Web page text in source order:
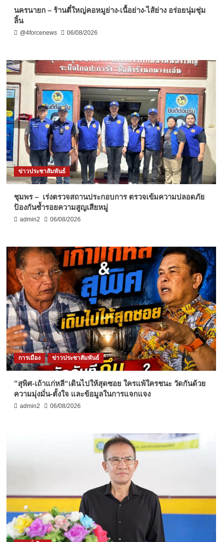
นครนายก – ร้านตี๋ใหญ่คอหมูย่าง-เนื้อย่าง-ไส้ย่าง อร่อยนุ่มชุ่ม
ลิ้น
@4forcenews 06/08/2026
ข่าวประชาสัมพันธ์
ชุมพร – เร่งตรวจสถานประกอบการ ตรวจเข้มความปลอดภัย
ป้องกันซ้ำรอยความสูญเสียหมู่
admin2 06/08/2026
การเมือง ข่าวประชาสัมพันธ์
”สุพิศ-เถ้าแก่หลี“เดินไปให้สุดซอย ใครแพ้ใครชนะ วัดกันด้วย
ความมุ่งมั่น-ตั้งใจ และข้อมูลในการแจกแจง
admin2 06/08/2026